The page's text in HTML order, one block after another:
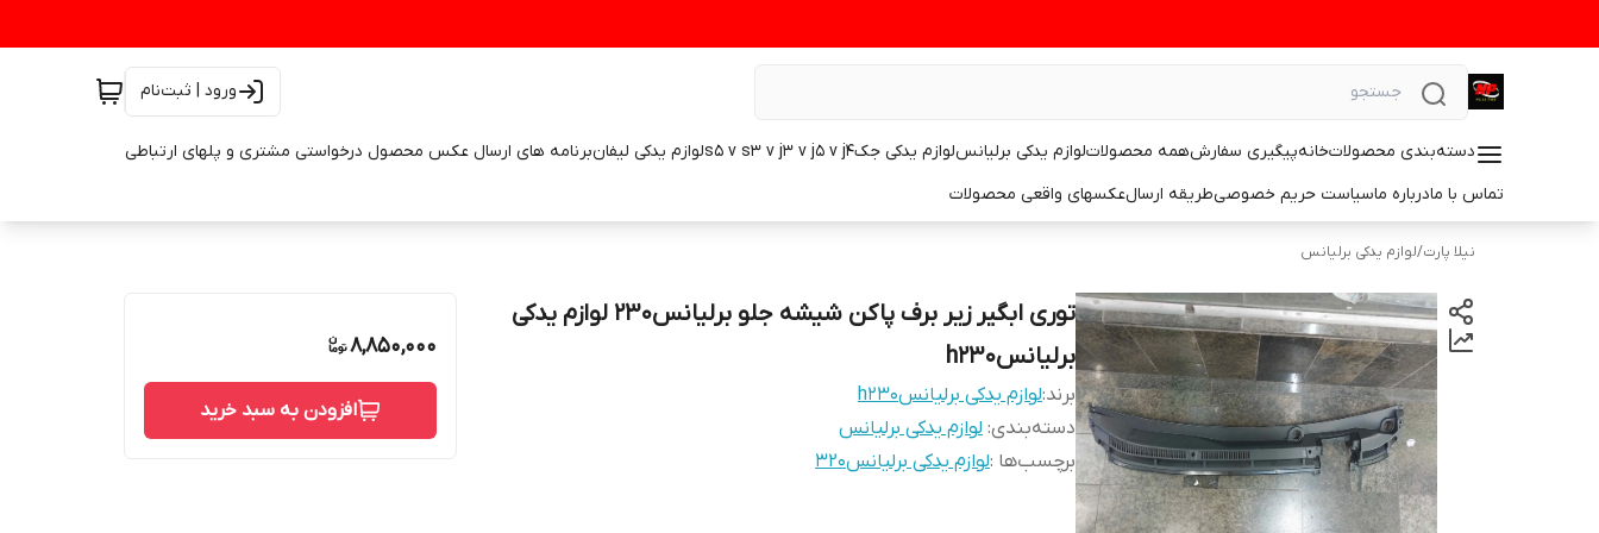
ورود | ثبت‌نام
دسته‌بندی محصولاتخانهپیگیری سفارشهمه محصولاتلوازم یدکی برلیانسلوازم یدکی جکs5 v s3 v j3 v j5 v j4 لوازم یدکی لیفانبرنامه های ارسال عکس محصول درخواستی مشتری و پلهای ارتباطی
تماس با مادرباره ماسیاست حریم خصوصیطریقه ارسالعکسهای واقعی محصولات
نیلا پارت/لوازم یدکی برلیانس
توری ابگیر زیر برف پاکن شیشه جلو برلیانس۲۳۰ لوازم یدکی
برلیانسh230
برند:لوازم یدکی برلیانسh230
دسته‌بندی: لوازم یدکی برلیانس
برچسب‌ها :لوازم یدکی برلیانس۳۲۰
8,850,000
افزودن به سبد خرید